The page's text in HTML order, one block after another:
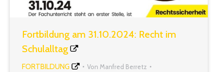
Fortbildung am 31.10.2024: Recht im
Schulalltag
FORTBILDUNG Von Manfred Berretz